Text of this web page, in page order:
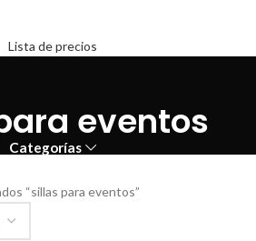
Lista de precios
eventos
Categorías
“sillas para eventos”